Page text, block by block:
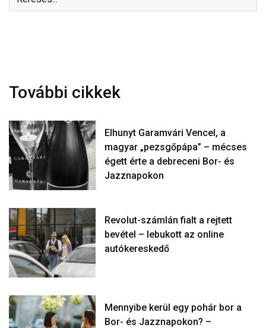
További cikkek
Elhunyt Garamvári Vencel, a
magyar „pezsgőpápa” – mécses
égett érte a debreceni Bor- és
Jazznapokon
Revolut-számlán fialt a rejtett
bevétel – lebukott az online
autókereskedő
Mennyibe kerül egy pohár bor a
Bor- és Jazznapokon? –